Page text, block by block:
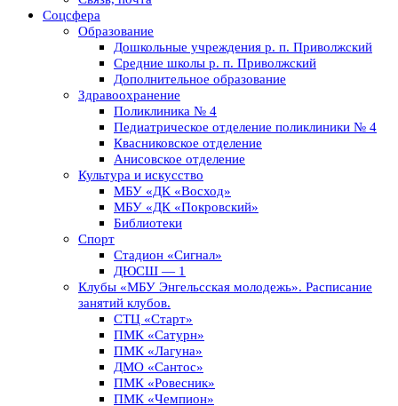
Соцсфера
Образование
Дошкольные учреждения р. п. Приволжский
Средние школы р. п. Приволжский
Дополнительное образование
Здравоохранение
Поликлиника № 4
Педиатрическое отделение поликлиники № 4
Квасниковское отделение
Анисовское отделение
Культура и искусство
МБУ «ДК «Восход»
МБУ «ДК «Покровский»
Библиотеки
Спорт
Стадион «Сигнал»
ДЮСШ — 1
Клубы «МБУ Энгельсская молодежь». Расписание
занятий клубов.
СТЦ «Старт»
ПМК «Сатурн»
ПМК «Лагуна»
ДМО «Сантос»
ПМК «Ровесник»
ПМК «Чемпион»